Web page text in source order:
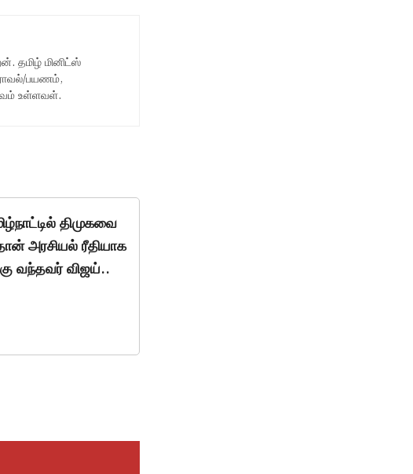
தமிழ் மினிட்ஸ்
பயணம்,
உள்ளவள்.
திமுகவை
அரசியல் ரீதியாக
வந்தவர் விஜய்..